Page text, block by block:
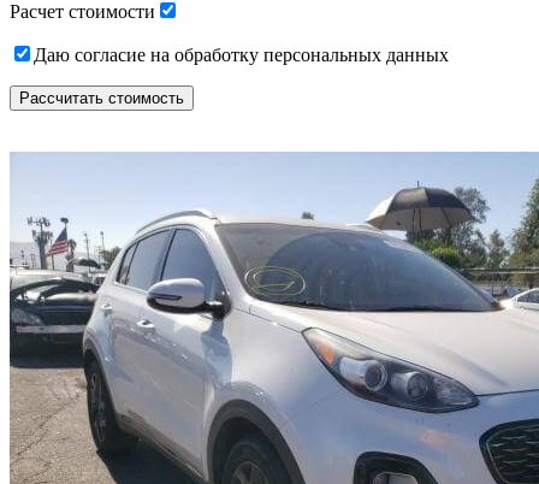
Расчет стоимости
Даю согласие на обработку персональных данных